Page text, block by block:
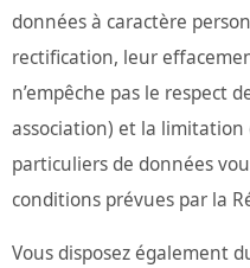
données à caractère
rectification, leur
n’empêche pas le respect
association) et la
particuliers de données
conditions prévues par la
Vous disposez également